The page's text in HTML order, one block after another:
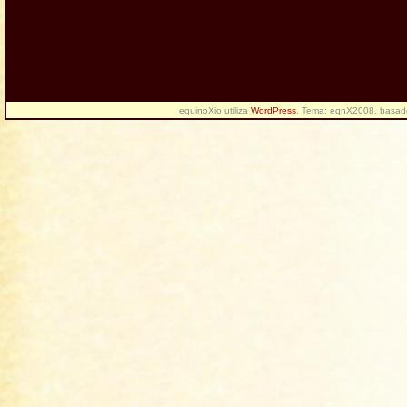
equinoXio utiliza WordPress . Tema: eqnX2008,